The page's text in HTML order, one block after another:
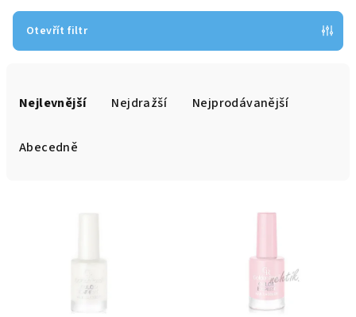
Otevřít filtr
Nejlevnější Nejdražší Nejprodávanější
Abecedně